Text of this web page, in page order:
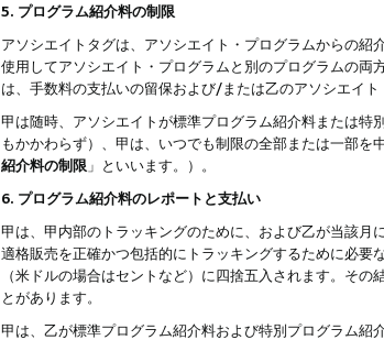
5. プログラム紹介料の制限
アソシエイトタグは、アソシエイト・プログラムからの
使用してアソシエイト・プログラムと別のプログラムの両
は、手数料の支払いの留保および/または乙のアソシエイ
甲は随時、アソシエイトが標準プログラム紹介料または特
もかかわらず）、甲は、いつでも制限の全部または一部を
紹介料の制限 」といいます。）。
6. プログラム紹介料のレポートと支払い
甲は、甲内部のトラッキングのために、および乙が当該月
適格販売を正確かつ包括的にトラッキングするために必
（米ドルの場合はセントなど）に四捨五入されます。そ
とがあります。
甲は、乙が標準プログラム紹介料および特別プログラム